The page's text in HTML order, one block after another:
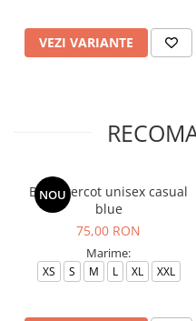
VEZI VARIANTE
NOU
Bluza tercot unisex casual
blue
75,00 RON
Marime:
XS S M L XL XXL